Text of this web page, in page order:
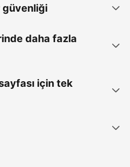
güvenliği
daha fazla
için tek